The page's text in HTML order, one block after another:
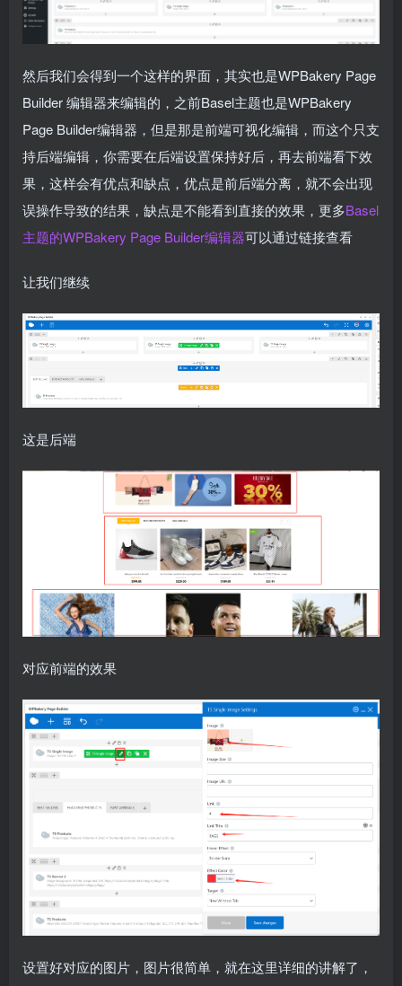
然后我们会得到一个这样的界面，其实也是WPBakery Page
Builder 编辑器来编辑的，之前Basel主题也是WPBakery
Page Builder编辑器，但是那是前端可视化编辑，而这个只支
持后端编辑，你需要在后端设置保持好后，再去前端看下效
果，这样会有优点和缺点，优点是前后端分离，就不会出现
误操作导致的结果，缺点是不能看到直接的效果，更多Basel
主题的WPBakery Page Builder编辑器可以通过链接查看
让我们继续
这是后端
对应前端的效果
设置好对应的图片，图片很简单，就在这里详细的讲解了，